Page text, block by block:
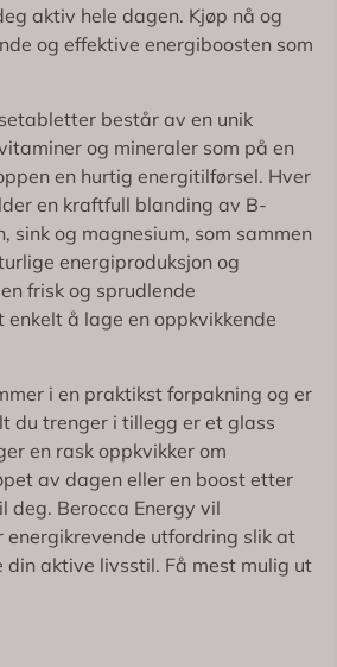
aktiv hele dagen. Kjøp nå og
og effektive energiboosten som
består av en unik
og mineraler som på en
en hurtig energitilførsel. Hver
en kraftfull blanding av B-
sink og magnesium, som sammen
energiproduksjon og
frisk og sprudlende
å lage en oppkvikkende
i en praktikst forpakning og er
du trenger i tillegg er et glass
en rask oppkvikker om
av dagen eller en boost etter
deg. Berocca Energy vil
energikrevende utfordring slik at
aktive livsstil. Få mest mulig ut